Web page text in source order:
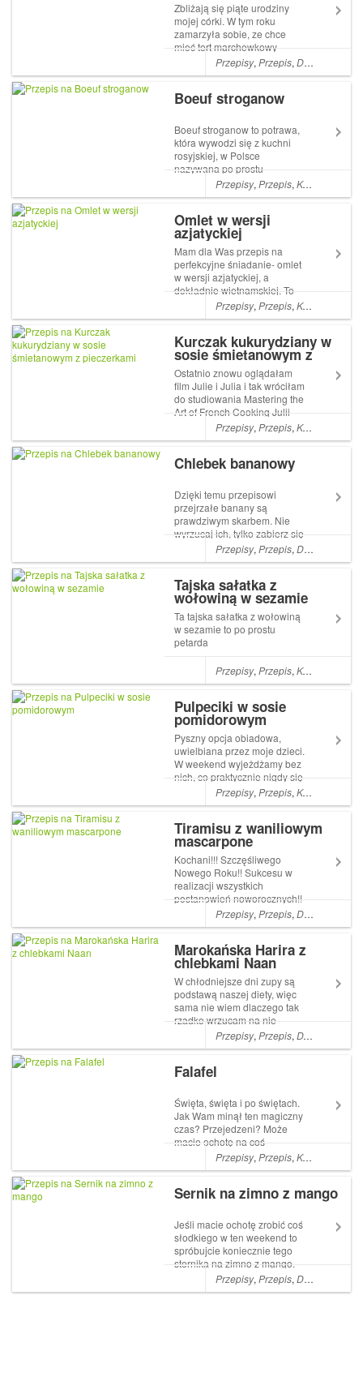
Zbliżają się piąte urodziny
mojej córki. W tym roku
zamarzyła sobie, ze chce
mieć tort marchewkowy
Przepisy,Przepis,DESERY
Boeuf stroganow
Boeuf stroganow to potrawa,
która wywodzi się z kuchni
rosyjskiej, w Polsce
nazywana po prostu
strogonowem. Są to paski
kruchej polędwicy wołowej
pochodzi z serwisu
mommy4tummy.
Przepisy,Przepis,KOLACJE
Omlet w wersji
azjatyckiej
Mam dla Was przepis na
perfekcyjne śniadanie- omlet
w wersji azjatyckiej, a
dokładnie wietnamskiej. To
jest coś więcej niż przepis na
pyszne Artykuł Omlet w wersji
mommy4tummy.
Przepisy,Przepis,KOLACJE
Kurczak kukurydziany w
sosie śmietanowym z
pieczerkami
Ostatnio znowu oglądałam
film Julie i Julia i tak wróciłam
do studiowania Mastering the
Art of French Cooking Julii
Child. Stad właśnie Artykuł
Kurczak kukurydziany w sosie
pochodzi z serwisu
Przepisy,Przepis,KOLACJE
Chlebek bananowy
Dzięki temu przepisowi
przejrzałe banany są
prawdziwym skarbem. Nie
wyrzucaj ich, tylko zabierz się
do pieczenia.Przepisy,Przepis,DESERY
Tajska sałatka z
wołowiną w sezamie
Ta tajska sałatka z wołowiną
w sezamie to po prostu
petarda
Przepisy,Przepis,KOLACJE
Pulpeciki w sosie
pomidorowym
Pyszny opcja obiadowa,
uwielbiana przez moje dzieci.
W weekend wyjeżdżamy bez
nich, co praktycznie nigdy się
nie zdarza, wiec chciałam
zrobić im Artykuł Pulpeciki w
z serwisu mommy4tummy.
Przepisy,Przepis,KOLACJE
Tiramisu z waniliowym
mascarpone
Kochani!!! Szczęśliwego
Nowego Roku!! Sukcesu w
realizacji wszystkich
postanowień noworocznych!!
Ponieważ żyjemy w szalonym
tempie, życzę Wam jak
Artykuł Tiramisu z waniliowym
mascarpone pochodzi z
serwisu mommy4tummy. ...
Przepisy,Przepis,DESERY
Marokańska Harira z
chlebkami Naan
W chłodniejsze dni zupy są
podstawą naszej diety, więc
sama nie wiem dlaczego tak
rzadko wrzucam na nie
przepisy. Ta ze zdjęcia Artykuł
Marokańska Harira z
serwisu mommy4tummy.
Przepisy,Przepis,DANIA GŁÓWNE
Falafel
Święta, święta i po świętach.
Jak Wam minął ten magiczny
czas? Przejedzeni? Może
macie ochotę na coś
lżejszego? Jeśli tak to falafel
Artykuł Falafel pochodzi z
Przepisy,Przepis,KOLACJE
Sernik na zimno z mango
Jeśli macie ochotę zrobić coś
słodkiego w ten weekend to
spróbujcie koniecznie tego
sternika na zimno z mango.
Jest niesamowicie lekki,
pyszny Artykuł Sernik na
Przepisy,Przepis,DESERY